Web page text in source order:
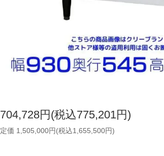
704,728円(税込775,201円)
定価 1,505,000円(税込1,655,500円)